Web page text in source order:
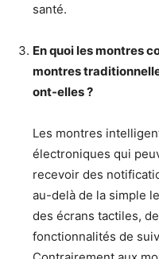
santé.
En quoi les montres
montres
ont-elles ?
Les montres
électroniques qui
recevoir des
au-delà de la simple
des écrans tactiles,
fonctionnalités de